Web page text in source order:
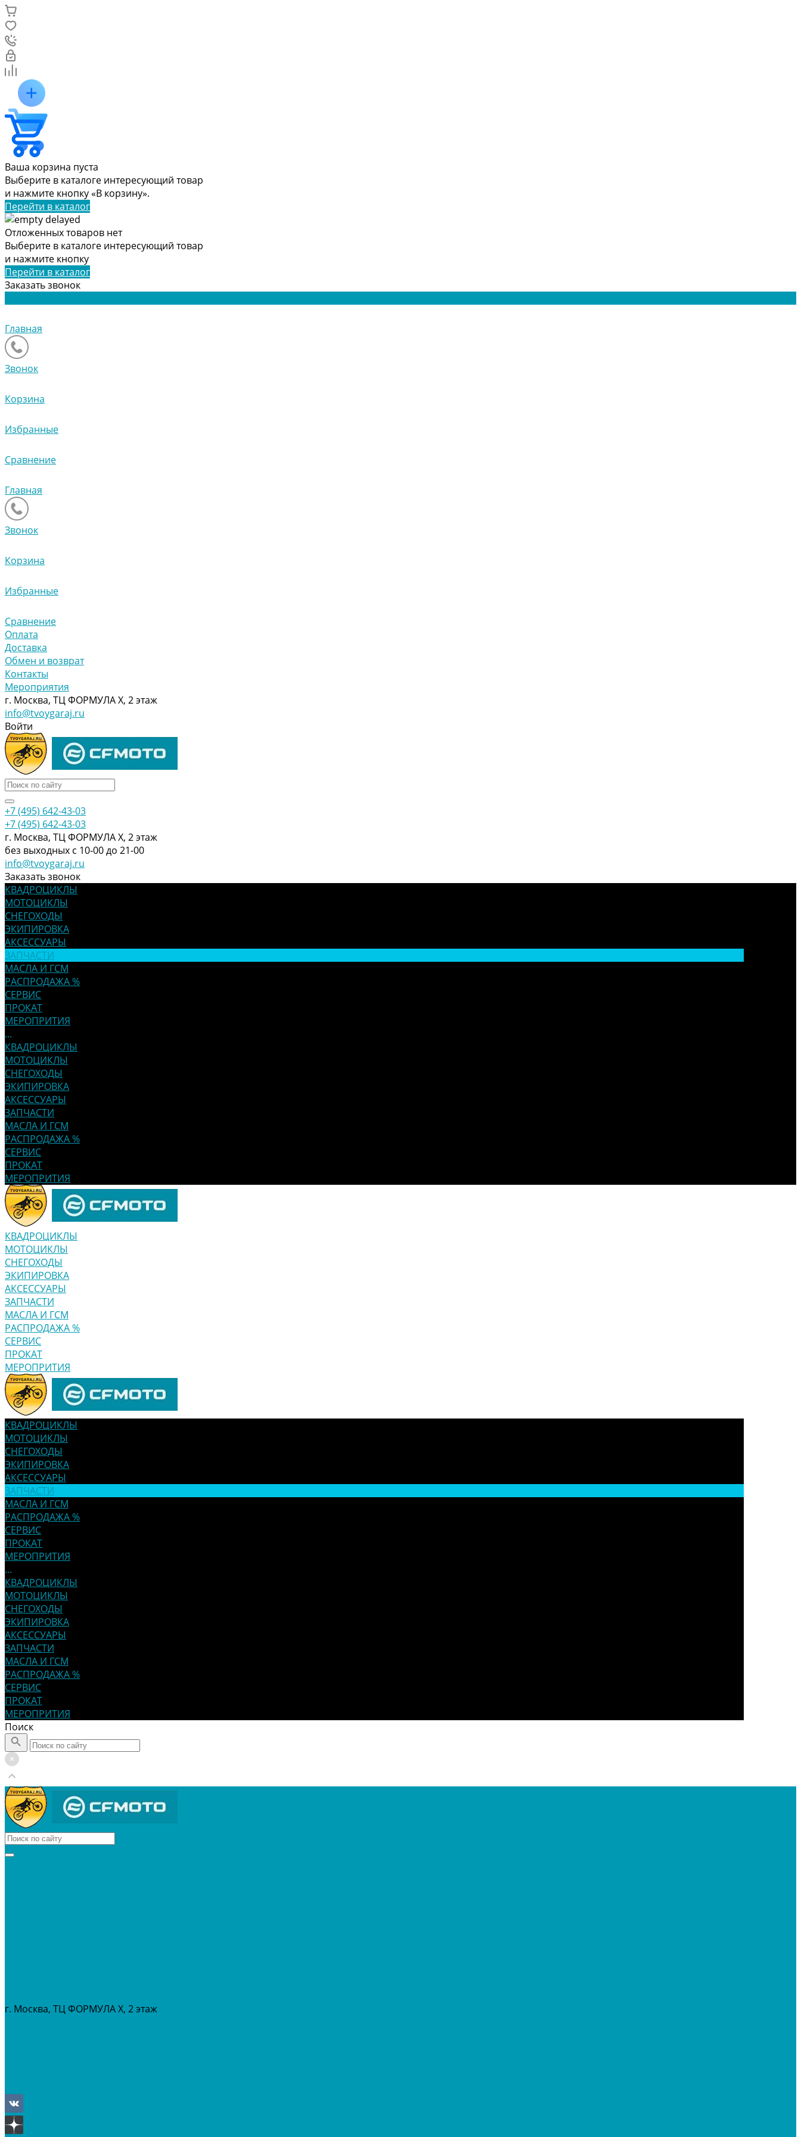
Ваша корзина пуста
Выберите в каталоге интересующий товар
и нажмите кнопку «В корзину».
Перейти в каталог
Отложенных товаров нет
Выберите в каталоге интересующий товар
и нажмите кнопку
Перейти в каталог
Заказать звонок
Главная
Звонок
Корзина
Избранные
Сравнение
Главная
Звонок
Корзина
Избранные
Сравнение
Оплата
Доставка
Обмен и возврат
Контакты
Мероприятия
г. Москва, ТЦ ФОРМУЛА Х, 2 этаж
info@tvoygaraj.ru
Войти
+7 (495) 642-43-03
+7 (495) 642-43-03
г. Москва, ТЦ ФОРМУЛА Х, 2 этаж
без выходных с 10-00 до 21-00
info@tvoygaraj.ru
Заказать звонок
КВАДРОЦИКЛЫ
МОТОЦИКЛЫ
СНЕГОХОДЫ
ЭКИПИРОВКА
АКСЕССУАРЫ
ЗАПЧАСТИ
МАСЛА И ГСМ
РАСПРОДАЖА %
СЕРВИС
ПРОКАТ
МЕРОПРИТИЯ
...
КВАДРОЦИКЛЫ
МОТОЦИКЛЫ
СНЕГОХОДЫ
ЭКИПИРОВКА
АКСЕССУАРЫ
ЗАПЧАСТИ
МАСЛА И ГСМ
РАСПРОДАЖА %
СЕРВИС
ПРОКАТ
МЕРОПРИТИЯ
КВАДРОЦИКЛЫ
МОТОЦИКЛЫ
СНЕГОХОДЫ
ЭКИПИРОВКА
АКСЕССУАРЫ
ЗАПЧАСТИ
МАСЛА И ГСМ
РАСПРОДАЖА %
СЕРВИС
ПРОКАТ
МЕРОПРИТИЯ
КВАДРОЦИКЛЫ
МОТОЦИКЛЫ
СНЕГОХОДЫ
ЭКИПИРОВКА
АКСЕССУАРЫ
ЗАПЧАСТИ
МАСЛА И ГСМ
РАСПРОДАЖА %
СЕРВИС
ПРОКАТ
МЕРОПРИТИЯ
...
КВАДРОЦИКЛЫ
МОТОЦИКЛЫ
СНЕГОХОДЫ
ЭКИПИРОВКА
АКСЕССУАРЫ
ЗАПЧАСТИ
МАСЛА И ГСМ
РАСПРОДАЖА %
СЕРВИС
ПРОКАТ
МЕРОПРИТИЯ
Поиск
г. Москва, ТЦ ФОРМУЛА Х, 2 этаж